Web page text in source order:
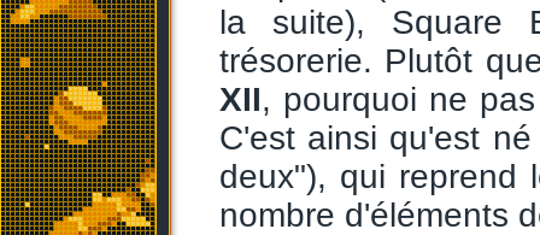
la suite), Square
trésorerie. Plutôt
XII, pourquoi ne
C'est ainsi qu'est
deux"), qui reprend
nombre d'éléments